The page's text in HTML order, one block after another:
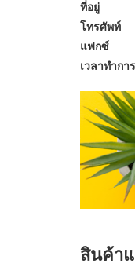
ที่อยู่
โทรศัพท์
แฟกซ์
เวลาทำการ
สินค้า